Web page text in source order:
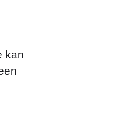
kan